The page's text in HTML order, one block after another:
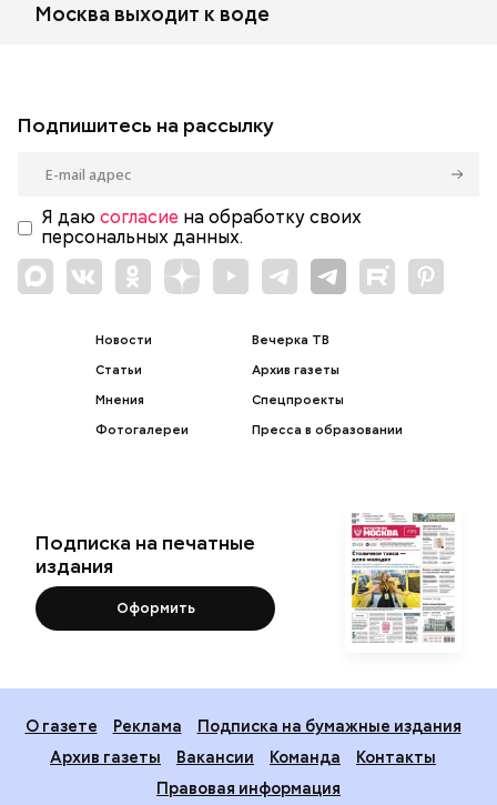
Москва выходит к воде
Подпишитесь на рассылку
Я даю согласие на обработку своих
персональных данных.
Новости
Статьи
Мнения
Фотогалереи
Вечерка ТВ
Архив газеты
Спецпроекты
Пресса в образовании
Подписка на печатные
издания
Оформить
О газете Реклама
Подписка на бумажные издания
Архив газеты
Вакансии Команда
Контакты
Правовая информация